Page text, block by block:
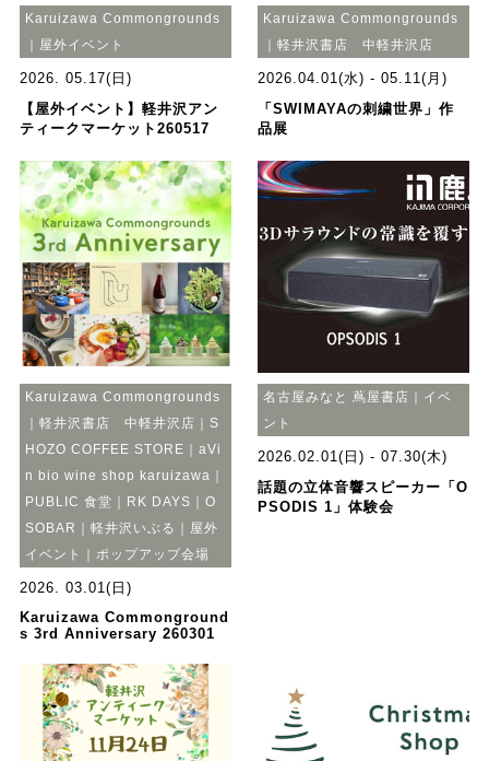
Karuizawa Commongrounds
｜屋外イベント
2026. 05.17(日)
【屋外イベント】軽井沢アン
ティークマーケット260517
Karuizawa Commongrounds
｜軽井沢書店 中軽井沢店
2026.04.01(水) - 05.11(月)
「SWIMAYAの刺繍世界」作
品展
Karuizawa Commongrounds
｜軽井沢書店 中軽井沢店｜S
HOZO COFFEE STORE｜aVi
n bio wine shop karuizawa｜
PUBLIC 食堂｜RK DAYS｜O
SOBAR｜軽井沢いぶる｜屋外
イベント｜ポップアップ会場
2026. 03.01(日)
Karuizawa Commonground
s 3rd Anniversary 260301
名古屋みなと 蔦屋書店｜イベ
ント
2026.02.01(日) - 07.30(木)
話題の立体音響スピーカー「O
PSODIS 1」体験会